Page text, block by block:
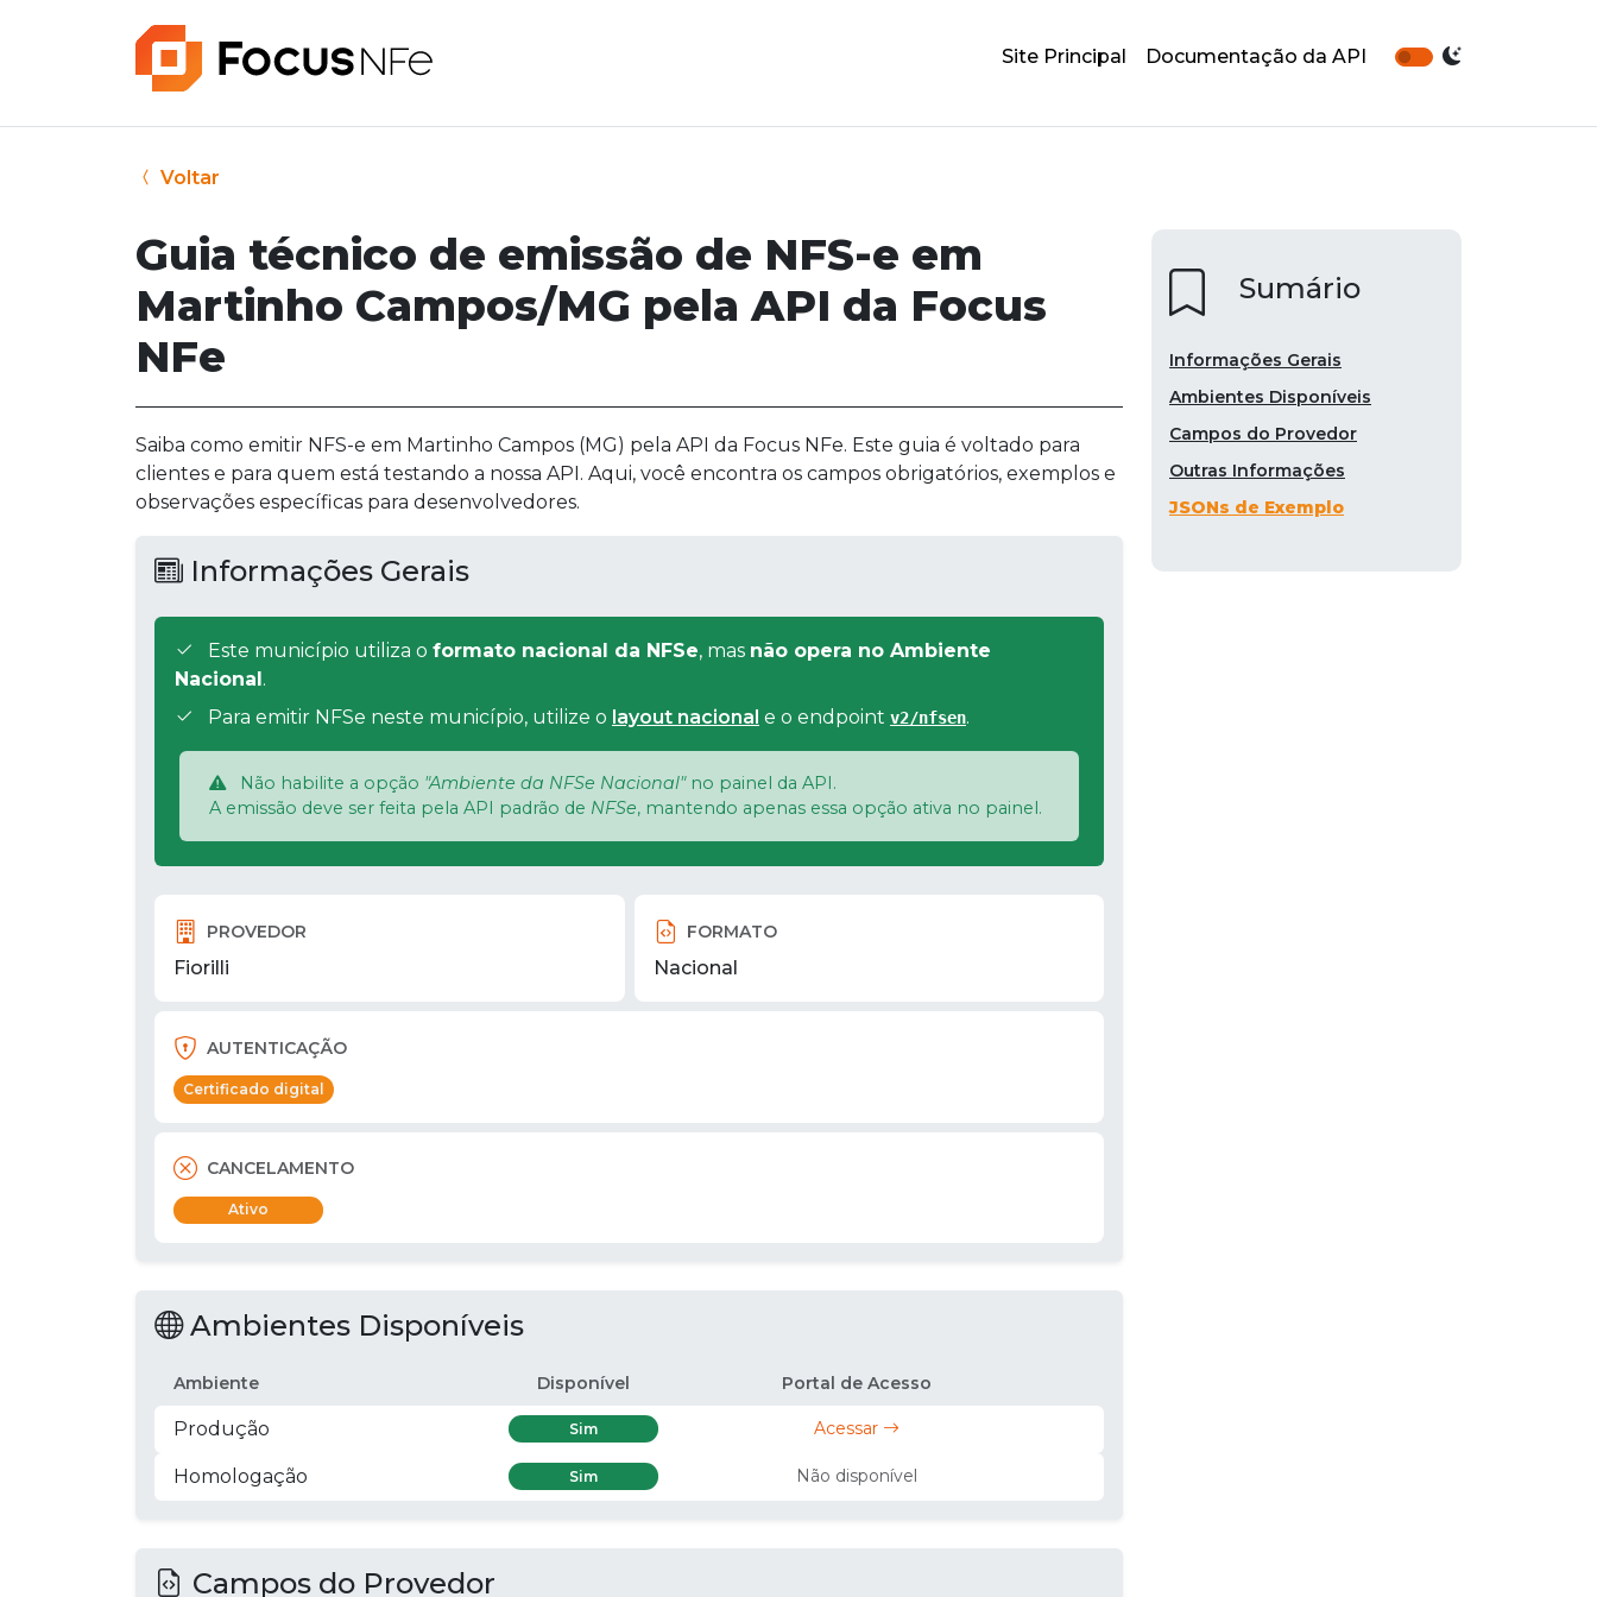
Site Principal Documentação da API
Voltar
Guia técnico de emissão de NFS-e em
Martinho Campos/MG pela API da Focus
NFe
Saiba como emitir NFS-e em Martinho Campos (MG) pela API da Focus NFe. Este guia é voltado para
clientes e para quem está testando a nossa API. Aqui, você encontra os campos obrigatórios, exemplos e
observações específicas para desenvolvedores.
Informações Gerais
Este município utiliza o formato nacional da NFSe, mas não opera no Ambiente
Nacional .
Para emitir NFSe neste município, utilize o layout nacional e o endpoint v2/nfsen.
Não habilite a opção "Ambiente da NFSe Nacional"no painel da API.
A emissão deve ser feita pela API padrão de NFSe, mantendo apenas essa opção ativa no painel.
PROVEDOR
Fiorilli
FORMATO
Nacional
AUTENTICAÇÃO
Certificado digital
CANCELAMENTO
Ativo
Ambientes Disponíveis
Ambiente Disponível Portal de Acesso
Produção Sim Acessar
Homologação Sim Não disponível
Campos do Provedor
Sumário
Informações Gerais
Ambientes Disponíveis
Campos do Provedor
Outras Informações
JSONs de Exemplo